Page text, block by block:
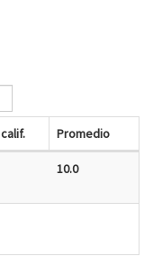
Promedio
10.0